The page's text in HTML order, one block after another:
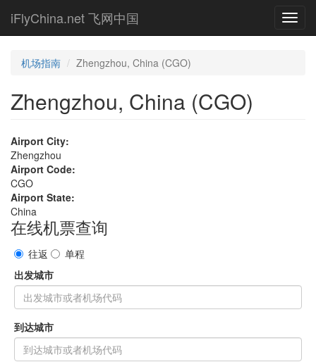
main
iFlyChina.net 飞网中国
机场指南 Zhengzhou, China (CGO)
Zhengzhou, China (CGO)
Airport City:
Zhengzhou
Airport Code:
CGO
Airport State:
China
在线机票查询
往返
单程
出发城市
到达城市